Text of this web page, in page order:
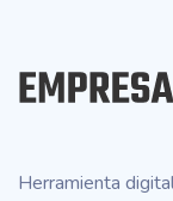
Herramienta